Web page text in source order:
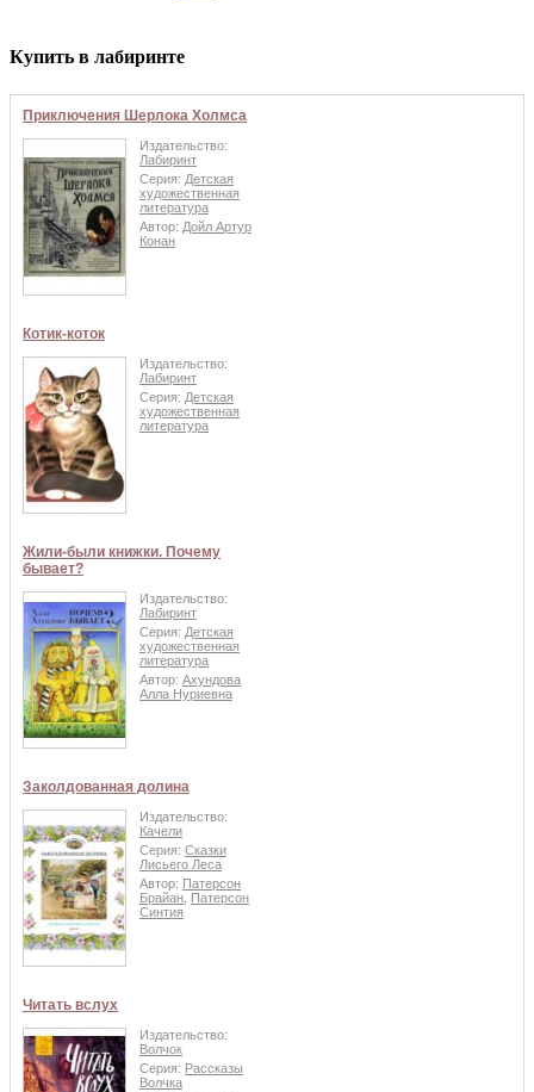
Купить в лабиринте
Приключения Шерлока Холмса
Издательство:
Лабиринт
Серия: Детская
художественная
литература
Автор: Дойл Артур
Конан
Котик-коток
Издательство:
Лабиринт
Серия: Детская
художественная
литература
Жили-были книжки. Почему
бывает?
Издательство:
Лабиринт
Серия: Детская
художественная
литература
Автор: Ахундова
Алла Нуриевна
Заколдованная долина
Издательство:
Качели
Серия: Сказки
Лисьего Леса
Автор: Патерсон
Брайан, Патерсон
Синтия
Читать вслух
Издательство:
Волчок
Серия: Рассказы
Волчка